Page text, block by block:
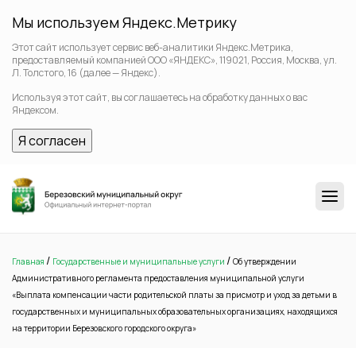
Мы используем Яндекс.Метрику
Этот сайт использует сервис веб-аналитики Яндекс.Метрика,
предоставляемый компанией ООО «ЯНДЕКС», 119021, Россия, Москва, ул.
Л. Толстого, 16 (далее — Яндекс).
Используя этот сайт, вы соглашаетесь на обработку данных о вас
Яндексом.
Я согласен
Главная / Государственные и муниципальные услуги / Об утверждении
Административного регламента предоставления муниципальной услуги
«Выплата компенсации части родительской платы за присмотр и уход за детьми в
государственных и муниципальных образовательных организациях, находящихся
на территории Березовского городского округа»